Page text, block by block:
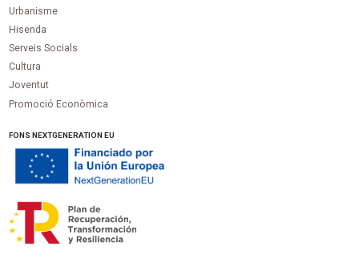
Urbanisme
Hisenda
Serveis Socials
Cultura
Joventut
Promoció Econòmica
FONS NEXTGENERATION EU